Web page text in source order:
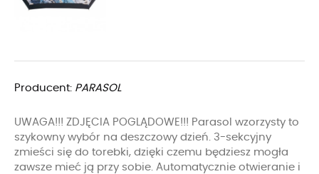
Producent: PARASOL
UWAGA!!! ZDJĘCIA POGLĄDOWE!!! Parasol wzorzysty to
szykowny wybór na deszczowy dzień. 3-sekcyjny
zmieści się do torebki, dzięki czemu będziesz mogła
zawsze mieć ją przy sobie. Automatycznie otwieranie i